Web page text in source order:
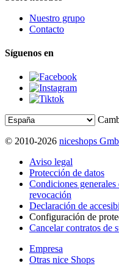
Nuestro grupo
Contacto
Síguenos en
© 2010-2026 niceshops
Aviso legal
Protección de datos
Condiciones
revocación
Declaración de
Configuración de
Cancelar contratos de
Empresa
Otras nice Shops